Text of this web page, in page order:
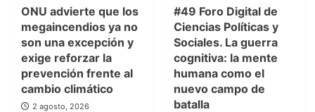
ONU advierte que los
megaincendios ya no
son una excepción y
exige reforzar la
prevención frente al
cambio climático
2 agosto, 2026
#49 Foro Digital de
Ciencias Políticas y
Sociales. La guerra
cognitiva: la mente
humana como el
nuevo campo de
batalla